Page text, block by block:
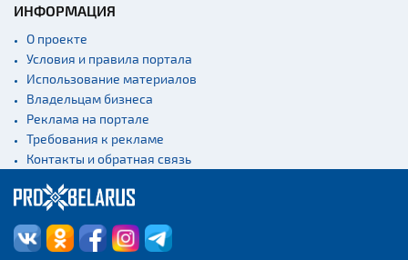
ИНФОРМАЦИЯ
О проекте
Условия и правила портала
Использование материалов
Владельцам бизнеса
Реклама на портале
Требования к рекламе
Контакты и обратная связь